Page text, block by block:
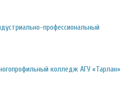
профессиональный
колледж АГУ «Тарлан»